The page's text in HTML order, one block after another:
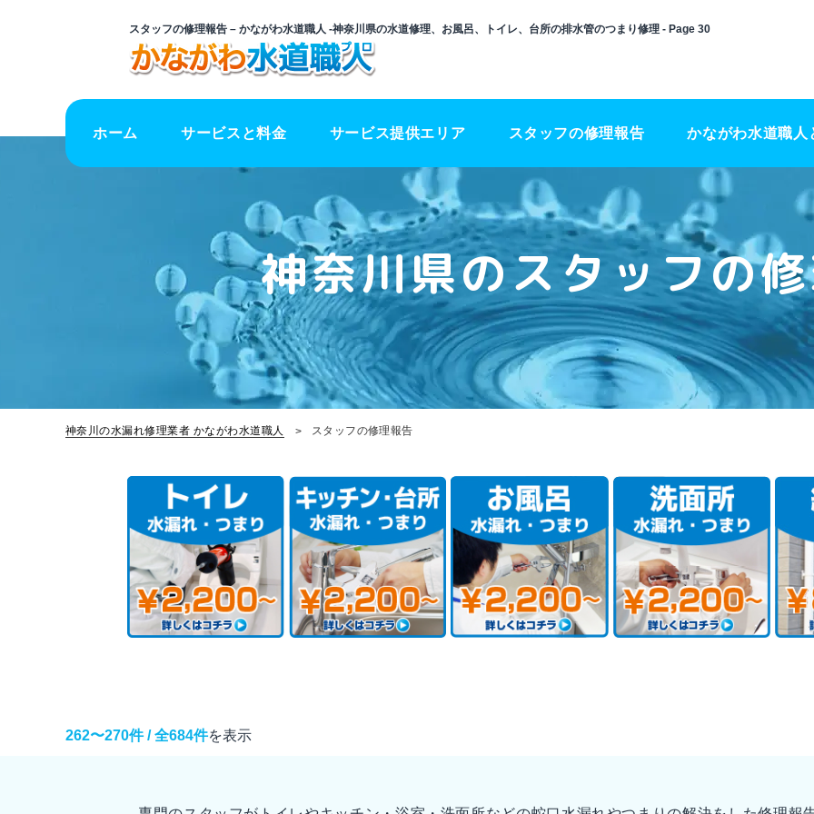
スタッフの修理報告 – かながわ水道職人 -神奈川県の水道修理、お風呂、トイレ、台所の排水管のつまり修理 - Page 30
ホーム サービスと料金 サービス提供エリア スタッフの修理報告 かながわ水道職人
神奈川県のスタッフの
神奈川の水漏れ修理業者 かながわ水道職人 スタッフの修理報告
262〜270件 / 全684件を表示